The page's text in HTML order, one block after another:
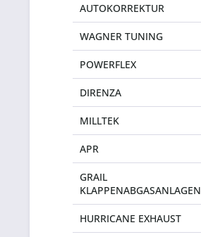
AUTOKORREKTUR
WAGNER TUNING
POWERFLEX
DIRENZA
MILLTEK
APR
GRAIL
KLAPPENABGASANLAGEN
HURRICANE EXHAUST